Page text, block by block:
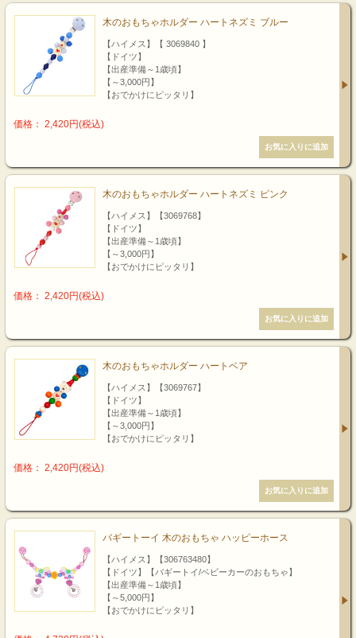
木のおもちゃホルダー ハートネズミ ブルー
【ハイメス】【 3069840 】
【ドイツ】
【出産準備～1歳頃】
【～3,000円】
【おでかけにピッタリ】
価格： 2,420円(税込)
木のおもちゃホルダー ハートネズミ ピンク
【ハイメス】【3069768】
【ドイツ】
【出産準備～1歳頃】
【～3,000円】
【おでかけにピッタリ】
価格： 2,420円(税込)
木のおもちゃホルダー ハートベア
【ハイメス】【3069767】
【ドイツ】
【出産準備～1歳頃】
【～3,000円】
【おでかけにピッタリ】
価格： 2,420円(税込)
バギートーイ 木のおもちゃ ハッピーホース
【ハイメス】【306763480】
【ドイツ】【バギートイ/ベビーカーのおもちゃ】
【出産準備～1歳頃】
【～5,000円】
【おでかけにピッタリ】